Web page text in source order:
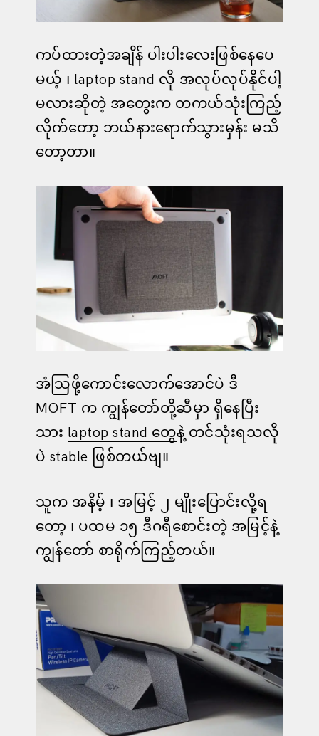
ကပ်ထားတဲ့အချိန် ပါးပါးလေးဖြစ်နေပေ
မယ့် ၊ laptop stand လို အလုပ်လုပ်နိုင်ပါ့
မလားဆိုတဲ့ အတွေးက တကယ်သုံးကြည့်
လိုက်တော့ ဘယ်နားရောက်သွားမှန်း မသိ
တော့တာ။
အံသြဖို့ကောင်းလောက်အောင်ပဲ ဒီ
MOFT က ကျွန်တော်တို့ဆီမှာ ရှိနေပြီး
သား laptop stand တွေနဲ့ တင်သုံးရသလို
ပဲ stable ဖြစ်တယ်ဗျ။
သူက အနိမ့် ၊ အမြင့် ၂ မျိုးပြောင်းလို့ရ
တော့ ၊ ပထမ ၁၅ ဒီဂရီစောင်းတဲ့ အမြင့်နဲ့
ကျွန်တော် စာရိုက်ကြည့်တယ်။